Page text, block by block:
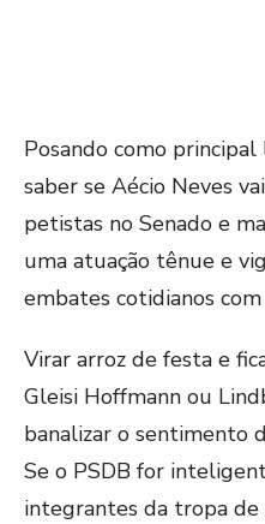
Posando como
saber se Aécio Neves
petistas no Senado e
uma atuação tênue e
embates cotidianos
Virar arroz de festa e
Gleisi Hoffmann ou
banalizar o sentimento
Se o PSDB for
integrantes da tropa de